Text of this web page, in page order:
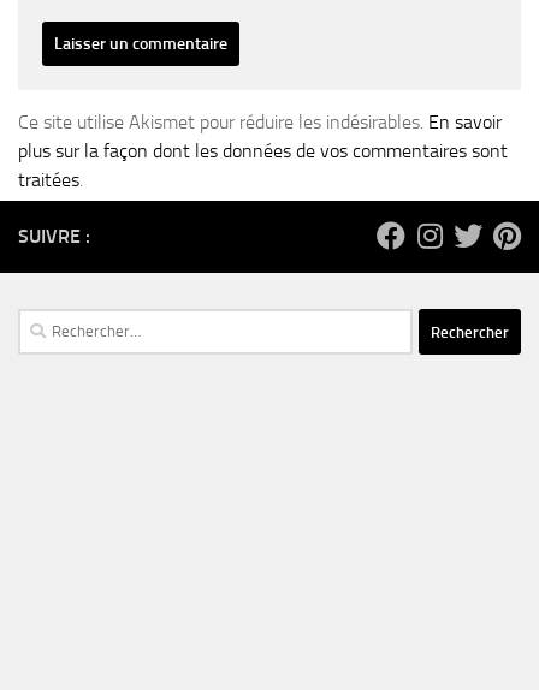
Ce site utilise Akismet pour réduire les indésirables. En savoir
plus sur la façon dont les données de vos commentaires sont
traitées.
SUIVRE :
Rechercher :